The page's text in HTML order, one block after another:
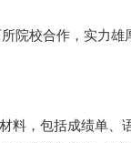
院校合作，实力
，包括成绩单